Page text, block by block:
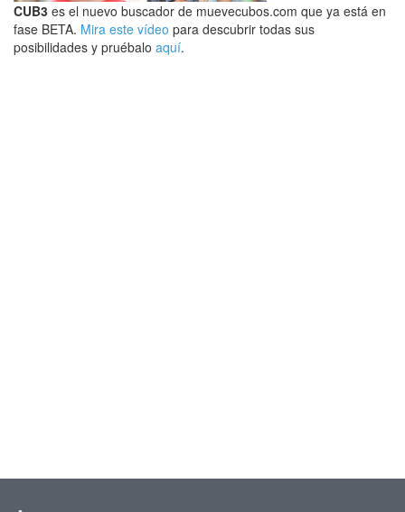
CUB3 es el nuevo buscador de muevecubos.com que ya está en
fase BETA. Mira este vídeo para descubrir todas sus
posibilidades y pruébalo aquí.